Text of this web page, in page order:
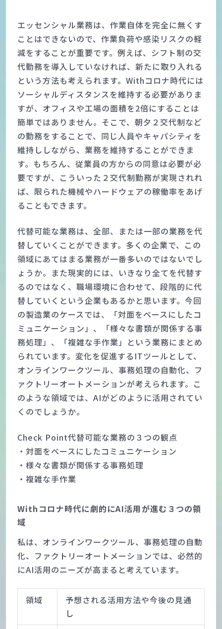
エッセンシャル業務は、作業自体を完全に無くす
ことはできないので、作業負荷や感染リスクの軽
減をすることが重要です。例えば、シフト制の交
代勤務を導入していなければ、新たに取り入れる
という方法も考えられます。Withコロナ時代には
ソーシャルディスタンスを維持する必要がありま
すが、オフィスや工場の面積を2倍にすることは
簡単ではありません。そこで、朝夕２交代制など
の勤務をすることで、同じ人員やキャパシティを
維持ししながら、業務を維持することができま
す。もちろん、従業員の方からの同意は必要が必
要ですが、こういった２交代制勤務が実現されれ
ば、限られた機械やハードウェアの稼働率をあげ
ることもできます。
代替可能な業務は、全部、または一部の業務を代
替していくことができます。多くの企業で、この
領域にあてはまる業務が一番多いのではないでし
ょうか。また現実的には、いきなり全てを代替す
るのではなく、職場環境に合わせて、段階的に代
替していくという企業もあるかと思います。今回
の製造業のケースでは、「対面をベースにしたコ
ミュニケーション」、「様々な書類が関係する事
務処理」、「複雑な手作業」という業務にまとめ
られています。変化を促進するITツールとして、
オンラインワークツール、事務処理の自動化、フ
ァクトリーオートメーションが考えられます。こ
のような領域では、AIがどのように活用されてい
くのでしょうか。
Check Point代替可能な業務の３つの観点
・対面をベースにしたコミュニケーション
・様々な書類が関係する事務処理
・複雑な手作業
Withコロナ時代に劇的にAI活用が進む３つの領
域
私は、オンラインワークツール、事務処理の自動
化、ファクトリーオートメーションでは、必然的
にAI活用のニーズが高まると考えています。
領域
予想される活用方法や今後の見通
し